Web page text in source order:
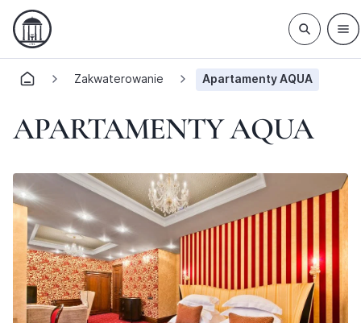
Zakwaterowanie Apartamenty AQUA
APARTAMENTY AQUA